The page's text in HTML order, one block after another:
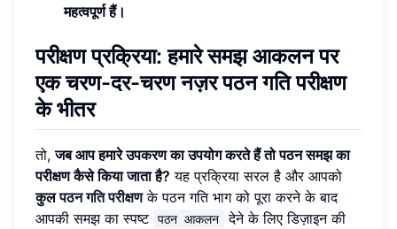
महत्वपूर्ण हैं।
परीक्षण प्रक्रिया: हमारे समझ आकलन पर
एक चरण-दर-चरण नज़र पठन गति परीक्षण
के भीतर
तो,जब आप हमारे उपकरण का उपयोग करते हैं तो पठन समझ का
परीक्षण कैसे किया जाता है? यह प्रक्रिया सरल है और आपको
कुलपठन गति परीक्षणके पठन गति भाग को पूरा करने के बाद
आपकी समझ का स्पष्ट पठन आकलन
देने के लिए डिज़ाइन की